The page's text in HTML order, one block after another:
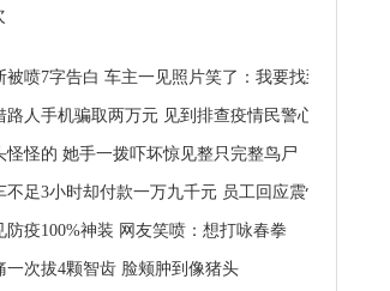
被喷7字告白 车主一见照片笑了：我要找到你
路人手机骗取两万元 见到排查疫情民警心虚暴露身份
怪怪的 她手一拨吓坏惊见整只完整鸟尸
不足3小时却付款一万九千元 员工回应震惊众人
防疫100%神装 网友笑喷：想打咏春拳
一次拔4颗智齿 脸颊肿到像猪头